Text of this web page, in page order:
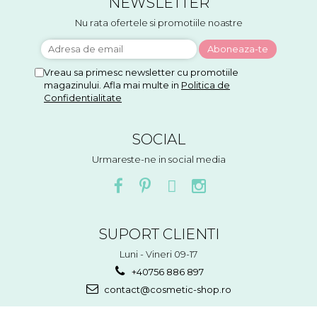
Nu rata ofertele si promotiile noastre
Vreau sa primesc newsletter cu promotiile
magazinului. Afla mai multe in Politica de
Confidentialitate
SOCIAL
Urmareste-ne in social media
SUPORT CLIENTI
Luni - Vineri 09-17
+40756 886 897
contact@cosmetic-shop.ro